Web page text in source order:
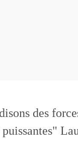
des